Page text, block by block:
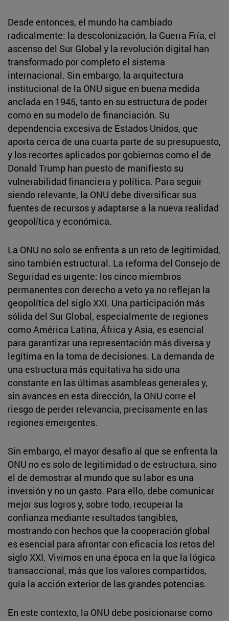
Desde entonces, el mundo ha cambiado
radicalmente: la descolonización, la Guerra Fría, el
ascenso del Sur Global y la revolución digital han
transformado por completo el sistema
internacional. Sin embargo, la arquitectura
institucional de la ONU sigue en buena medida
anclada en 1945, tanto en su estructura de poder
como en su modelo de financiación. Su
dependencia excesiva de Estados Unidos, que
aporta cerca de una cuarta parte de su presupuesto,
y los recortes aplicados por gobiernos como el de
Donald Trump han puesto de manifiesto su
vulnerabilidad financiera y política. Para seguir
siendo relevante, la ONU debe diversificar sus
fuentes de recursos y adaptarse a la nueva realidad
geopolítica y económica.
La ONU no solo se enfrenta a un reto de legitimidad,
sino también estructural. La reforma del Consejo de
Seguridad es urgente: los cinco miembros
permanentes con derecho a veto ya no reflejan la
geopolítica del siglo XXI. Una participación más
sólida del Sur Global, especialmente de regiones
como América Latina, África y Asia, es esencial
para garantizar una representación más diversa y
legítima en la toma de decisiones. La demanda de
una estructura más equitativa ha sido una
constante en las últimas asambleas generales y,
sin avances en esta dirección, la ONU corre el
riesgo de perder relevancia, precisamente en las
regiones emergentes.
Sin embargo, el mayor desafío al que se enfrenta la
ONU no es solo de legitimidad o de estructura, sino
el de demostrar al mundo que su labor es una
inversión y no un gasto. Para ello, debe comunicar
mejor sus logros y, sobre todo, recuperar la
confianza mediante resultados tangibles,
mostrando con hechos que la cooperación global
es esencial para afrontar con eficacia los retos del
siglo XXI. Vivimos en una época en la que la lógica
transaccional, más que los valores compartidos,
guía la acción exterior de las grandes potencias.
En este contexto, la ONU debe posicionarse como